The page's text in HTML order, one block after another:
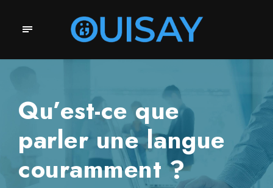
Qu’est-ce que
parler une langue
couramment ?